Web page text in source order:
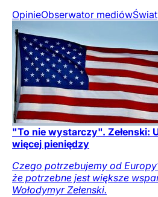
OpinieObserwator mediówŚwiat
"To nie wystarczy". Zełenski:
więcej pieniędzy
Czego potrzebujemy od
że potrzebne jest większe
Wołodymyr Zełenski.